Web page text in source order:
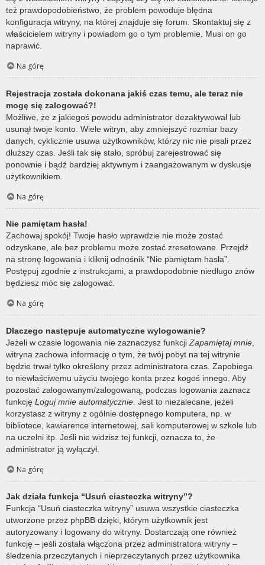
też prawdopodobieństwo, że problem powoduje błędna
konfiguracja witryny, na której znajduje się forum. Skontaktuj się z
właścicielem witryny i powiadom go o tym problemie. Musi on go
naprawić.
Na górę
Rejestracja została dokonana jakiś czas temu, ale teraz nie
mogę się zalogować?!
Możliwe, że z jakiegoś powodu administrator dezaktywował lub
usunął twoje konto. Wiele witryn, aby zmniejszyć rozmiar bazy
danych, cyklicznie usuwa użytkowników, którzy nic nie pisali przez
dłuższy czas. Jeśli tak się stało, spróbuj zarejestrować się
ponownie i bądź bardziej aktywnym i zaangażowanym w dyskusje
użytkownikiem.
Na górę
Nie pamiętam hasła!
Zachowaj spokój! Twoje hasło wprawdzie nie może zostać
odzyskane, ale bez problemu może zostać zresetowane. Przejdź
na stronę logowania i kliknij odnośnik “Nie pamiętam hasła”.
Postępuj zgodnie z instrukcjami, a prawdopodobnie niedługo znów
będziesz móc się zalogować.
Na górę
Dlaczego następuje automatyczne wylogowanie?
Jeżeli w czasie logowania nie zaznaczysz funkcji Zapamiętaj mnie
witryna zachowa informację o tym, że twój pobyt na tej witrynie
będzie trwał tylko określony przez administratora czas. Zapobiega
to niewłaściwemu użyciu twojego konta przez kogoś innego. Aby
pozostać zalogowanym/zalogowaną, podczas logowania zaznacz
funkcję Loguj mnie automatycznie . Jest to niezalecane, jeżeli
korzystasz z witryny z ogólnie dostępnego komputera, np. w
bibliotece, kawiarence internetowej, sali komputerowej w szkole lub
na uczelni itp. Jeśli nie widzisz tej funkcji, oznacza to, że
administrator ją wyłączył.
Na górę
Jak działa funkcja “Usuń ciasteczka witryny”?
Funkcja “Usuń ciasteczka witryny” usuwa wszystkie ciasteczka
utworzone przez phpBB dzięki, którym użytkownik jest
autoryzowany i logowany do witryny. Dostarczają one również
funkcję – jeśli została włączona przez administratora witryny –
śledzenia przeczytanych i nieprzeczytanych przez użytkownika